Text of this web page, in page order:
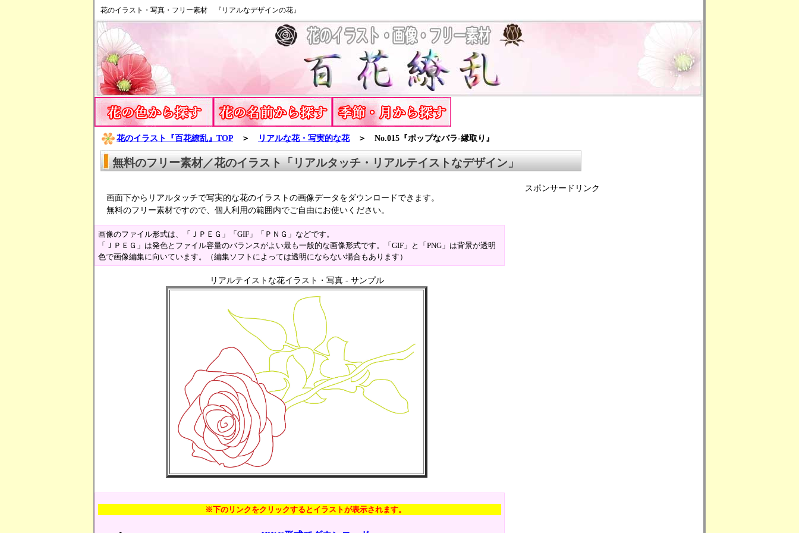
花のイラスト・写真・フリー素材 『リアルなデザインの花』
花のイラスト『百花繚乱』TOP ＞ リアルな花・写実的な花＞ No.015『ポップなバラ-縁取り』
無料のフリー素材／花のイラスト「リアルタッチ・リアルテイストなデザイン」
スポンサードリンク
画面下からリアルタッチで写実的な花のイラストの画像データをダウンロードできます。
無料のフリー素材ですので、個人利用の範囲内でご自由にお使いください。
画像のファイル形式は、「ＪＰＥＧ」「GIF」「ＰＮＧ」などです。
「ＪＰＥＧ」は発色とファイル容量のバランスがよい最も一般的な画像形式です。「GIF」と「PNG」は背景が透明
色で画像編集に向いています。（編集ソフトによっては透明にならない場合もあります）
リアルテイストな花イラスト・写真 - サンプル
※下のリンクをクリックするとイラストが表示されます。